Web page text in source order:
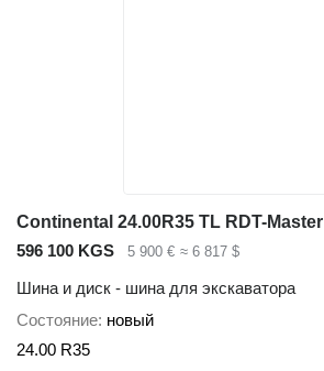
Continental 24.00R35 TL RDT-Master
596 100 KGS
5 900 € ≈ 6 817 $
Шина и диск - шина для экскаватора
Состояние новый
24.00 R35